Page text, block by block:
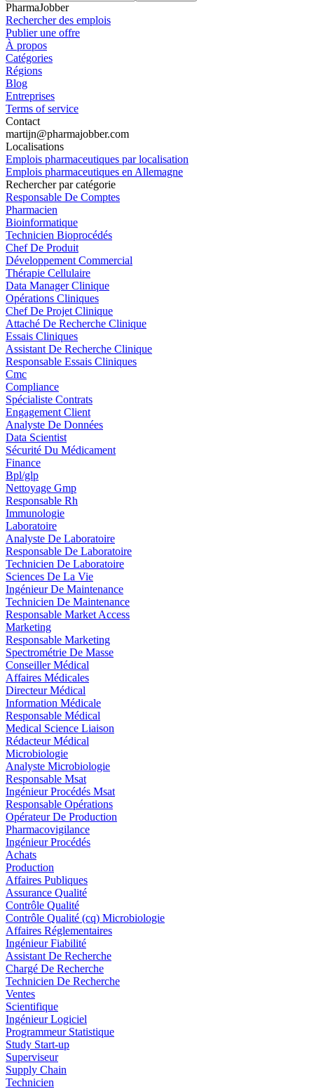
PharmaJobber
Rechercher des emplois
Publier une offre
À propos
Catégories
Régions
Blog
Entreprises
Terms of service
Contact
martijn@pharmajobber.com
Localisations
Emplois pharmaceutiques par localisation
Emplois pharmaceutiques en Allemagne
Rechercher par catégorie
Responsable De Comptes
Pharmacien
Bioinformatique
Technicien Bioprocédés
Chef De Produit
Développement Commercial
Thérapie Cellulaire
Data Manager Clinique
Opérations Cliniques
Chef De Projet Clinique
Attaché De Recherche Clinique
Essais Cliniques
Assistant De Recherche Clinique
Responsable Essais Cliniques
Cmc
Compliance
Spécialiste Contrats
Engagement Client
Analyste De Données
Data Scientist
Sécurité Du Médicament
Finance
Bpl/glp
Nettoyage Gmp
Responsable Rh
Immunologie
Laboratoire
Analyste De Laboratoire
Responsable De Laboratoire
Technicien De Laboratoire
Sciences De La Vie
Ingénieur De Maintenance
Technicien De Maintenance
Responsable Market Access
Marketing
Responsable Marketing
Spectrométrie De Masse
Conseiller Médical
Affaires Médicales
Directeur Médical
Information Médicale
Responsable Médical
Medical Science Liaison
Rédacteur Médical
Microbiologie
Analyste Microbiologie
Responsable Msat
Ingénieur Procédés Msat
Responsable Opérations
Opérateur De Production
Pharmacovigilance
Ingénieur Procédés
Achats
Production
Affaires Publiques
Assurance Qualité
Contrôle Qualité
Contrôle Qualité (cq) Microbiologie
Affaires Réglementaires
Ingénieur Fiabilité
Assistant De Recherche
Chargé De Recherche
Technicien De Recherche
Ventes
Scientifique
Ingénieur Logiciel
Programmeur Statistique
Study Start-up
Superviseur
Supply Chain
Technicien